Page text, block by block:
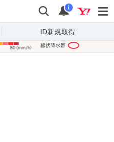
検索 通知
i
ID新規取得